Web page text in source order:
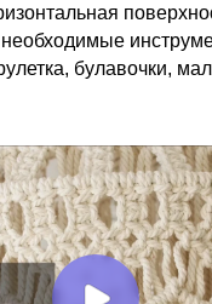
необходимые
булавочки,